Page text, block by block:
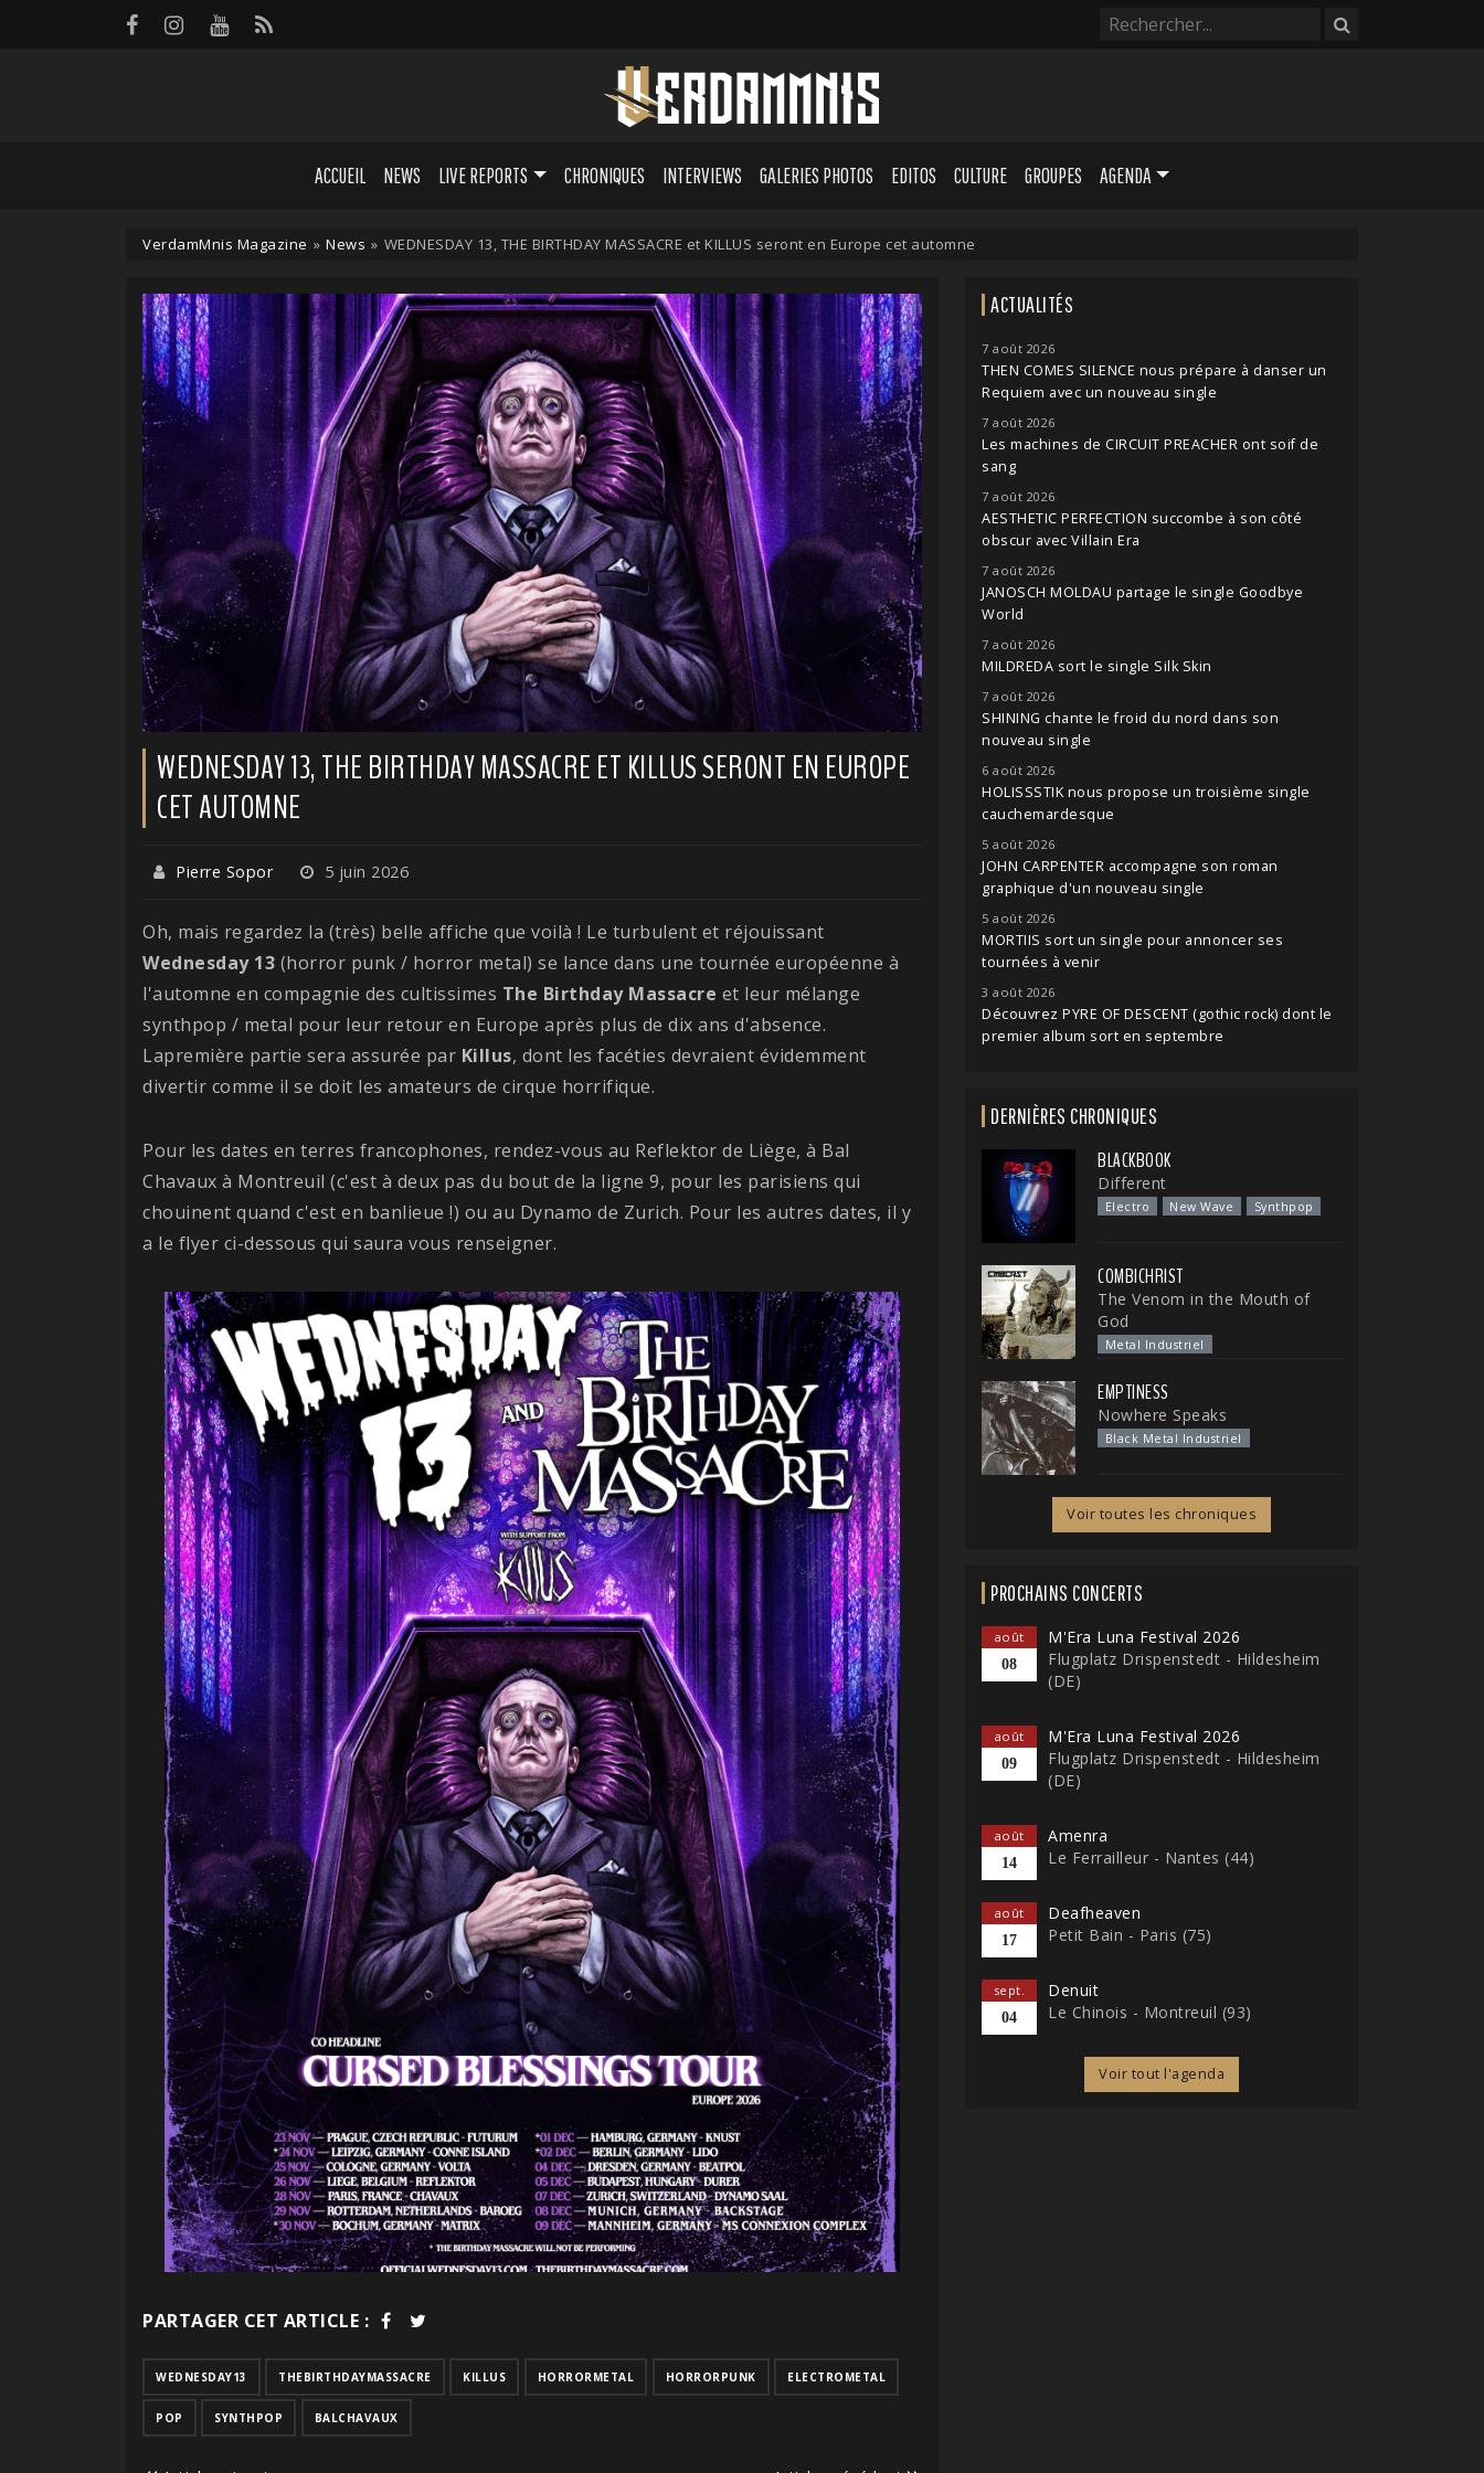
ACCUEIL NEWS LIVE REPORTS CHRONIQUES INTERVIEWS GALERIES PHOTOS EDITOS CULTURE GROUPES AGENDA
VerdamMnis Magazine » News » WEDNESDAY 13, THE BIRTHDAY MASSACRE et KILLUS seront en Europe cet automne
WEDNESDAY 13, THE BIRTHDAY MASSACRE ET KILLUS SERONT EN EUROPE
CET AUTOMNE
Pierre Sopor 5 juin 2026
Oh, mais regardez la (très) belle affiche que voilà ! Le turbulent et réjouissant
Wednesday 13 (horror punk / horror metal) se lance dans une tournée européenne à
l'automne en compagnie des cultissimes The Birthday Massacre et leur mélange
synthpop / metal pour leur retour en Europe après plus de dix ans d'absence.
Lapremière partie sera assurée par Killus, dont les facéties devraient évidemment
divertir comme il se doit les amateurs de cirque horrifique.
Pour les dates en terres francophones, rendez-vous au Reflektor de Liège, à Bal
Chavaux à Montreuil (c'est à deux pas du bout de la ligne 9, pour les parisiens qui
chouinent quand c'est en banlieue !) ou au Dynamo de Zurich. Pour les autres dates, il y
a le flyer ci-dessous qui saura vous renseigner.
PARTAGER CET ARTICLE :
WEDNESDAY13 THEBIRTHDAYMASSACRE KILLUS HORRORMETAL HORRORPUNK ELECTROMETAL
POP SYNTHPOP BALCHAVAUX
ACTUALITÉS
7 août 2026
THEN COMES SILENCE nous prépare à danser un
Requiem avec un nouveau single
7 août 2026
Les machines de CIRCUIT PREACHER ont soif de
sang
7 août 2026
AESTHETIC PERFECTION succombe à son côté
obscur avec Villain Era
7 août 2026
JANOSCH MOLDAU partage le single Goodbye
World
7 août 2026
MILDREDA sort le single Silk Skin
7 août 2026
SHINING chante le froid du nord dans son
nouveau single
6 août 2026
HOLISSSTIK nous propose un troisième single
cauchemardesque
5 août 2026
JOHN CARPENTER accompagne son roman
graphique d'un nouveau single
5 août 2026
MORTIIS sort un single pour annoncer ses
tournées à venir
3 août 2026
Découvrez PYRE OF DESCENT (gothic rock) dont le
premier album sort en septembre
DERNIÈRES CHRONIQUES
BLACKBOOK
Different
Electro New Wave Synthpop
COMBICHRIST
The Venom in the Mouth of
God
Metal Industriel
EMPTINESS
Nowhere Speaks
Black Metal Industriel
Voir toutes les chroniques
PROCHAINS CONCERTS
août
08
M'Era Luna Festival 2026
Flugplatz Drispenstedt - Hildesheim
(DE)
août
09
M'Era Luna Festival 2026
Flugplatz Drispenstedt - Hildesheim
(DE)
août
14
Amenra
Le Ferrailleur - Nantes (44)
août
17
Deafheaven
Petit Bain - Paris (75)
sept.
04
Denuit
Le Chinois - Montreuil (93)
Voir tout l'agenda
Panneau de gestion des cookies